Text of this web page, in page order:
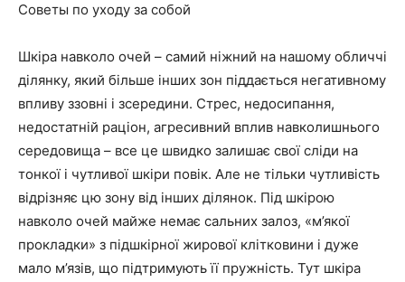
Советы по уходу за собой
Шкіра навколо очей – самий ніжний на нашому обличчі
ділянку, який більше інших зон піддається негативному
впливу ззовні і зсередини. Стрес, недосипання,
недостатній раціон, агресивний вплив навколишнього
середовища – все це швидко залишає свої сліди на
тонкої і чутливої шкіри повік. Але не тільки чутливість
відрізняє цю зону від інших ділянок. Під шкірою
навколо очей майже немає сальних залоз, «м’якої
прокладки» з підшкірної жирової клітковини і дуже
мало м’язів, що підтримують її пружність. Тут шкіра